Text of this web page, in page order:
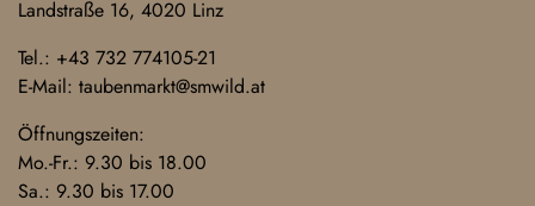
Landstraße 16, 4020 Linz
Tel.: +43 732 774105-21
E-Mail: taubenmarkt@smwild.at
Öffnungszeiten:
Mo.-Fr.: 9.30 bis 18.00
Sa.: 9.30 bis 17.00